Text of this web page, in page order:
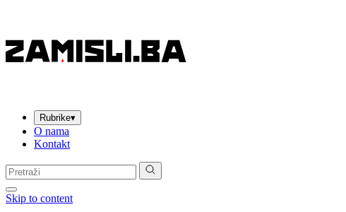
Rubrike▾
O nama
Kontakt
Pretraga:
Skip to content